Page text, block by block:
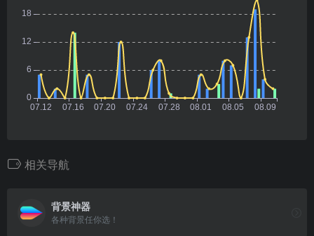
相关导航
背景神器
各种背景任你选！